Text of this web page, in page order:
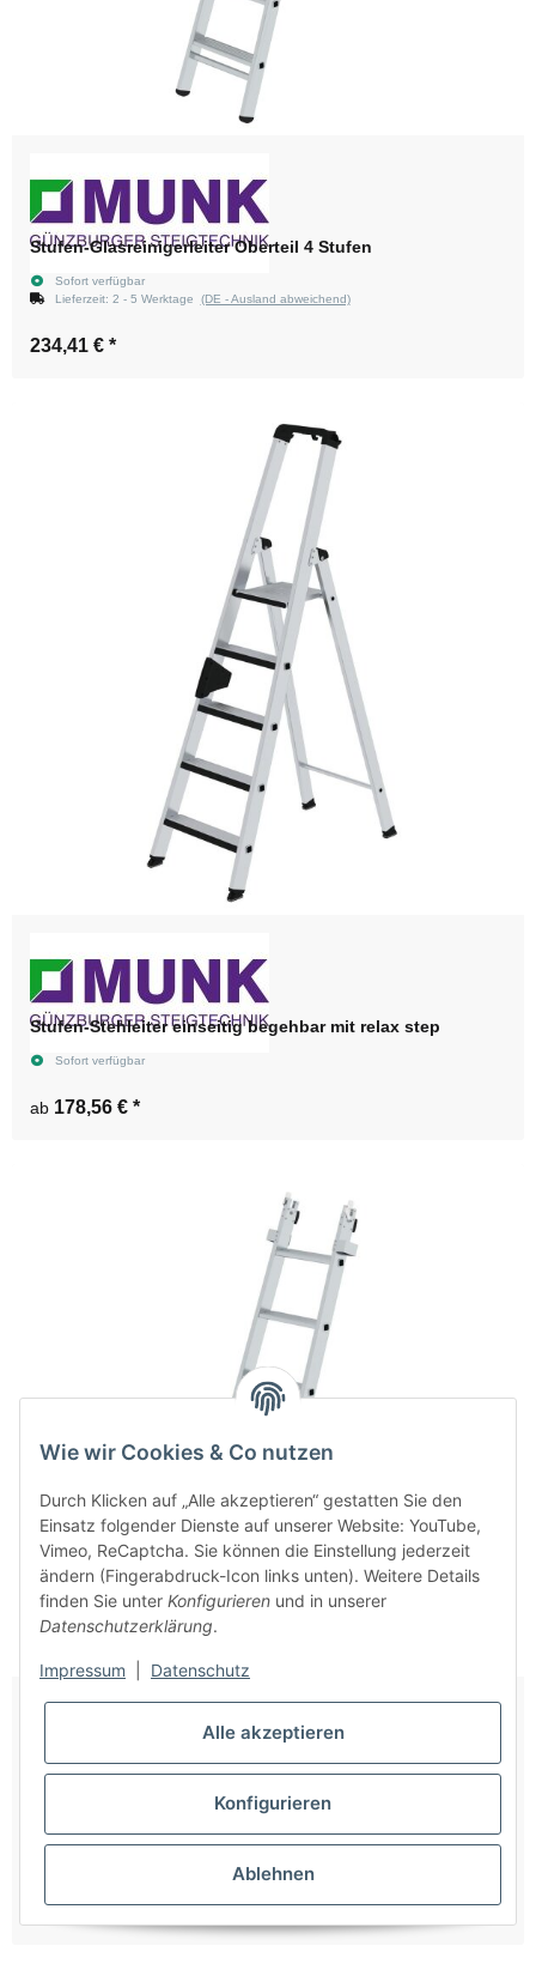
Stufen-Glasreinigerleiter Oberteil 4 Stufen
Sofort verfügbar
Lieferzeit: 2 - 5 Werktage (DE - Ausland abweichend)
234,41 € *
Stufen-Stehleiter einseitig begehbar mit relax step
Sofort verfügbar
ab 178,56 € *
Sofort verfügbar
(DE - Ausland abweichend)
221,92 €*
Wie wir Cookies & Co nutzen
Durch Klicken auf „Alle akzeptieren“ gestatten Sie den
Einsatz folgender Dienste auf unserer Website: YouTube,
Vimeo, ReCaptcha. Sie können die Einstellung jederzeit
ändern (Fingerabdruck-Icon links unten). Weitere Details
finden Sie unter Konfigurieren und in unserer
Datenschutzerklärung.
Impressum Datenschutz
Alle akzeptieren
Konfigurieren
Ablehnen